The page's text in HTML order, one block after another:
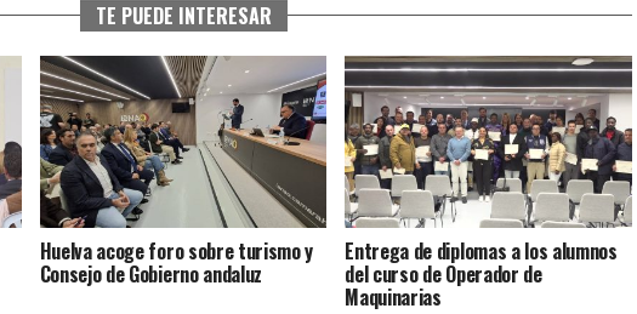
TE PUEDE INTERESAR
Huelva acoge foro sobre turismo y
Consejo de Gobierno andaluz
Entrega de diplomas a los alumnos
del curso de Operador de
Maquinarias